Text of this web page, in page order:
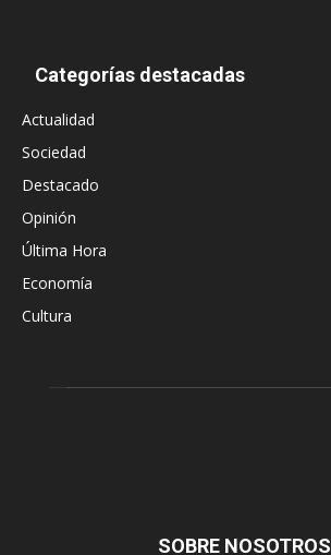
Categorías destacadas
Actualidad
Sociedad
Destacado
Opinión
Última Hora
Economía
Cultura
SOBRE NOSOTROS